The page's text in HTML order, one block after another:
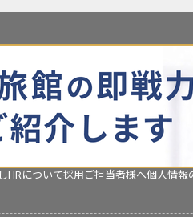
HRについて採用ご担当者様へ個人情報